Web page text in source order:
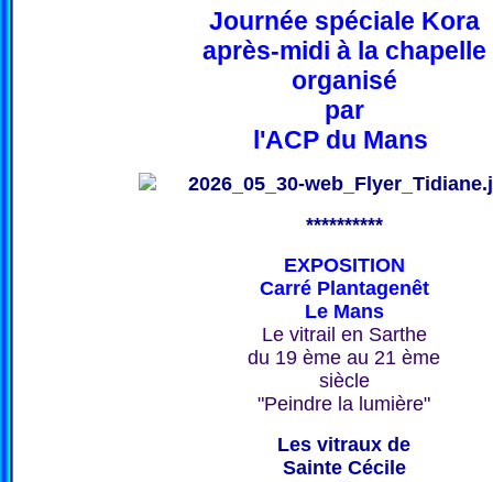
Journée spéciale Kora
après-midi à la chapelle
organisé
par
l'ACP du Mans
**********
EXPOSITION
Carré Plantagenêt
Le Mans
Le vitrail en Sarthe
du 19 ème au 21 ème
siècle
"Peindre la lumière"
Les vitraux de
Sainte Cécile